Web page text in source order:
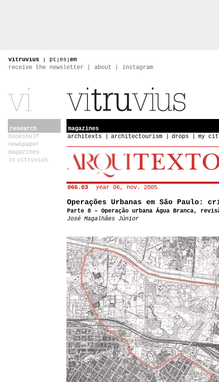
vitruvius | pt | es | en
receive the newsletter
about instagram
research
bookshelf
newspaper
magazines
in vitruvius
magazines
architexts
architectourism drops my
066.03 year 06, nov. 2005
Operações Urbanas em São
Parte 8 – Operação urbana Água Branca,
José Magalhães Júnior